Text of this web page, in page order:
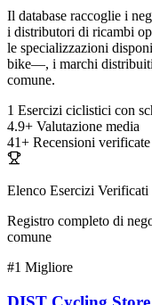
Il database raccoglie i
i distributori di ricambi
le specializzazioni
bike—, i marchi
comune.
1 Esercizi ciclistici con
4.9+ Valutazione media
41+ Recensioni verificate
Elenco Esercizi Verificati
Registro completo di
comune
#1 Migliore